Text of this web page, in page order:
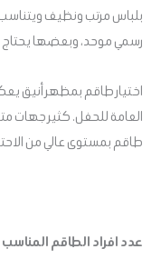
بلباس مرتب ونظيف
رسمي موحد، وبعضها يحتاج
اختيار طاقم بمظهر أنيق
العامة للحفل. كثير
طاقم بمستوى عالي من
عدد افراد الطاقم المناسب